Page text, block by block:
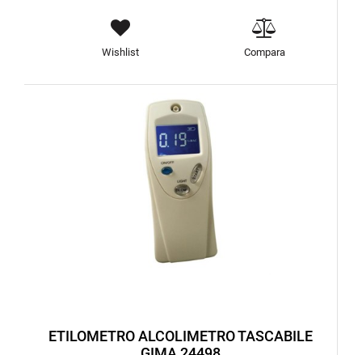
Wishlist Compara
ETILOMETRO ALCOLIMETRO TASCABILE